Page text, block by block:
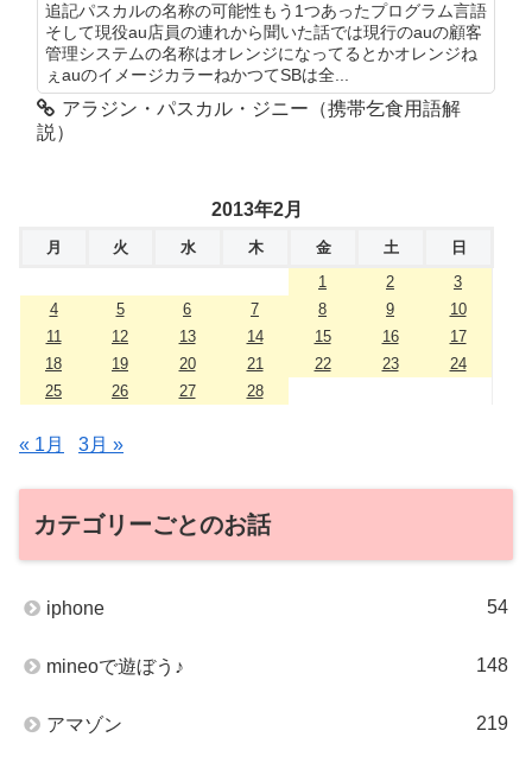
追記パスカルの名称の可能性もう1つあったプログラム言語
そして現役au店員の連れから聞いた話では現行のauの顧客
管理システムの名称はオレンジになってるとかオレンジね
ぇauのイメージカラーねかつてSBは全...
アラジン・パスカル・ジニー（携帯乞食用語解
説）
2013年2月
月 火 水 木 金 土
日
1
2
3
4
5 6 7 8 9
10
11
12 13 14 15 16
17
18
19 20 21 22 23
24
25
26 27 28
« 1月 3月 »
カテゴリーごとのお話
iphone 54
mineoで遊ぼう♪ 148
アマゾン 219